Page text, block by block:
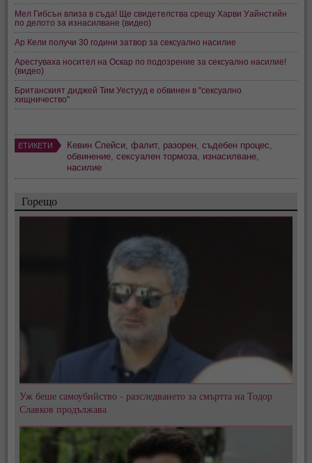
Мел Гибсън влиза в съда! Ще свидетелства срещу Харви Уайнстийн
по делото за изнасилване (видео)
Ар Кели получи 30 години затвор за сексуално насилие
Арестуваха носител на Оскар по подозрение за сексуално насилие!
(видео)
Британският диджей Тим Уестууд е обвинен в "сексуално
хищничество"
ЕТИКЕТИ Кевин Спейси ,фалит, разорен ,съдебен процес
обвинение ,сексуален тормоза изнасилване
насилие
Горещо
Уж беше самоубийство - разследването за смъртта на Тодор
Славков продължава